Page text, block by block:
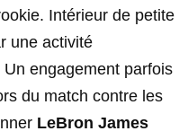
Intérieur de petite
une activité
engagement parfois
du match contre les
LeBron James